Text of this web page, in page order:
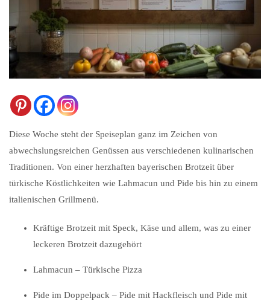
Diese Woche steht der Speiseplan ganz im Zeichen von
abwechslungsreichen Genüssen aus verschiedenen kulinarischen
Traditionen. Von einer herzhaften bayerischen Brotzeit über
türkische Köstlichkeiten wie Lahmacun und Pide bis hin zu einem
italienischen Grillmenü.
Kräftige Brotzeit mit Speck, Käse und allem, was zu einer
leckeren Brotzeit dazugehört
Lahmacun – Türkische Pizza
Pide im Doppelpack – Pide mit Hackfleisch und Pide mit